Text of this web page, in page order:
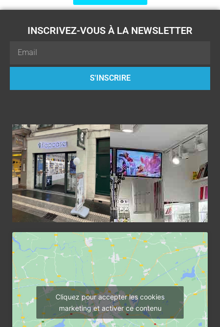
INSCRIVEZ-VOUS À LA NEWSLETTER
S'INSCRIRE
Cliquez pour accepter les cookies
marketing et activer ce contenu